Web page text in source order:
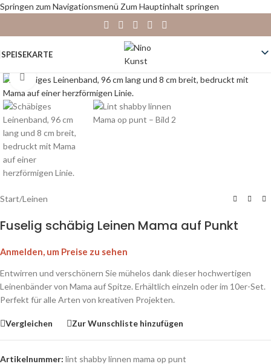
Springen zum Navigationsmenü Zum Hauptinhalt springen
SPEISEKARTE
Zum Vergrößern klicken
Start/Leinen
Fuselig schäbig Leinen Mama auf Punkt
Anmelden, um Preise zu sehen
Entwirren und verschönern Sie mühelos dank dieser hochwertigen
Leinenbänder von Mama auf Spitze. Erhältlich einzeln oder im 10er-Set.
Perfekt für alle Arten von kreativen Projekten.
Vergleichen Zur Wunschliste hinzufügen
Artikelnummer: lint shabby linnen mama op punt